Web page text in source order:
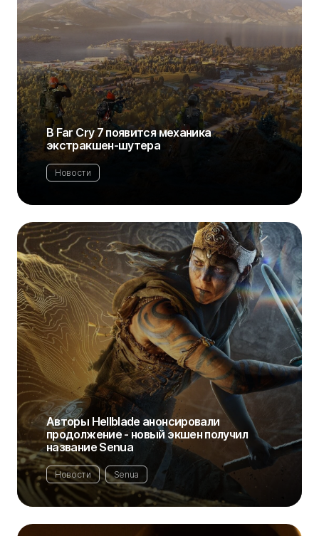
В Far Cry 7 появится механика
экстракшен-шутера
Новости
Авторы Hellblade анонсировали
продолжение - новый экшен получил
название Senua
Новости Senua